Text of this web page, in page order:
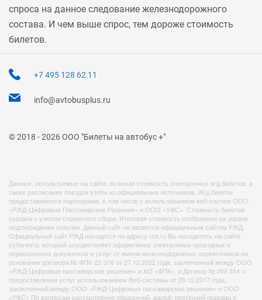
спроса на данное следование железнодорожного
состава. И чем выше спрос, тем дороже стоимость
билетов.
+7 495 128 62 11
info@avtobusplus.ru
© 2018 - 2026 ООО "Билеты на автобус +"
Данные, используемые на сайте, включая стоимость электронных ж/д билетов, а
также расписание поездов взяты из официальных источников. Ж/д билеты
предоставляются партнерами, в том числе с использованием веб-систем ООО
«РЖД-Цифровые Пассажирские Решения» и ООО «УФС». Стоимость билетов
указана с учетом сервисного сбора. Итоговая стоимость отображена на экране
подтверждения покупки. Данный сайт не является официальным сайтом РЖД.
Официальный сайт РЖД находится по адресу rzd.ru Вы находитесь на сайте
субагента, который осуществляет оформление электронных проездных и
перевозочных документов и услуг от имени железнодорожных перевозчиков на
основании договора № ФПК-22-316 от 27.12.2022 года, заключенный между ООО
«РЖД-Цифровые пассажирские решения» и АО «ФПК», и Договор № ИМ-314 о
предоставлении услуг использованием Веб-системы от 29.12.2017 года,
заключенный между ООО «РЖД-Цифровые пассажирские решения» и ООО
«УФС» По вопросам рассмотрения обращений, жалоб, претензий граждан о